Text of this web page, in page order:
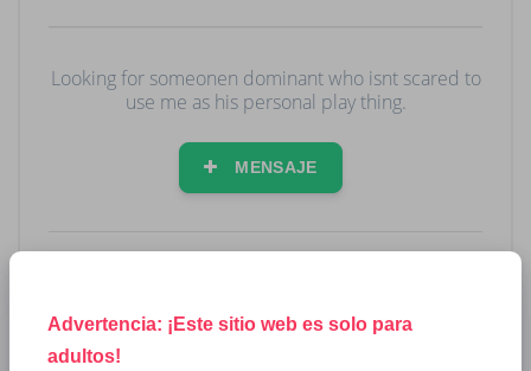
Advertencia: ¡Este sitio web es solo para
adultos!
Looking for someonen dominant who isnt scared to
use me as his personal play thing.
MENSAJE